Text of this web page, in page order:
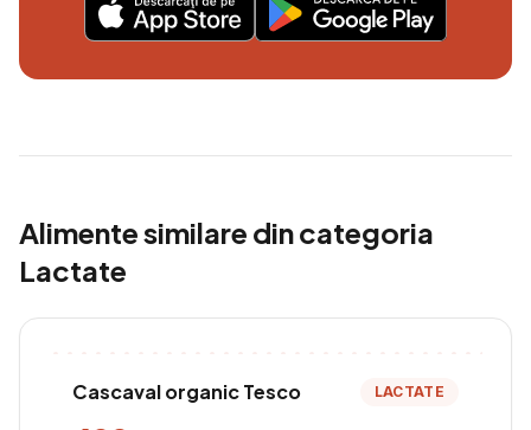
Alimente similare din categoria
Lactate
Cascaval organic Tesco LACTATE